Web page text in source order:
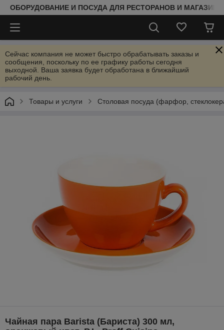
ОБОРУДОВАНИЕ И ПОСУДА ДЛЯ РЕСТОРАНОВ И
Сейчас компания не может быстро обрабатывать заказы и
сообщения, поскольку по ее графику работы сегодня
выходной. Ваша заявка будет обработана в ближайший
рабочий день.
Товары и услуги Столовая посуда (фарфор,
Чайная пара Barista (Бариста) 300 мл,